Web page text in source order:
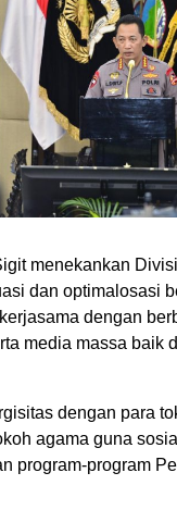
menekankan
dan optimalosasi
dengan
media massa baik
dengan para
agama guna
program-program